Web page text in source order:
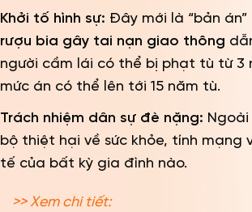
Khởi tố hình sự: Đây mới là “bản
rượu bia gây tai nạn giao thông
người cầm lái có thể bị phạt tù từ 3
mức án có thể lên tới 15 năm tù.
Trách nhiệm dân sự đè nặng:
bộ thiệt hại về sức khỏe, tính mạng
tế của bất kỳ gia đình nào.
>> Xem chi tiết: